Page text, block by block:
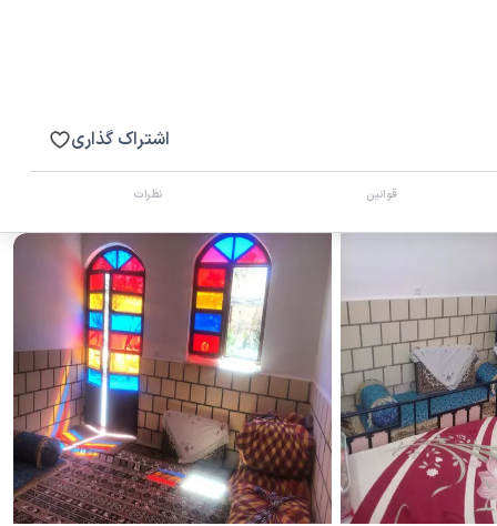
قوانین نظرات
اشتراک گذاری